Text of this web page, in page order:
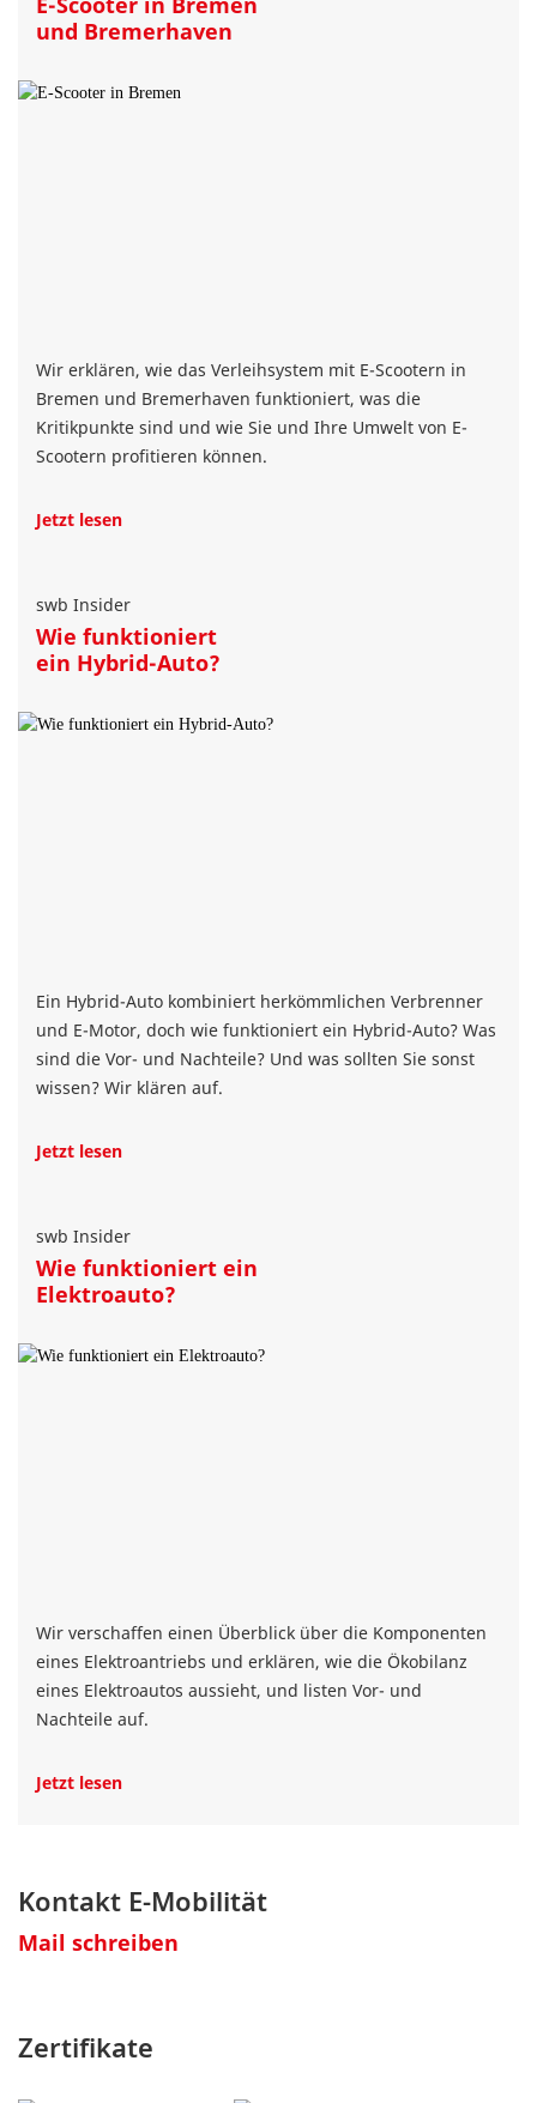
und Bremerhaven
Wir erklären, wie das Verleihsystem mit E-Scootern in
Bremen und Bremerhaven funktioniert, was die
Kritikpunkte sind und wie Sie und Ihre Umwelt von E-
Scootern profitieren können.
Jetzt lesen
swb Insider
Wie funktioniert
ein Hybrid-Auto?
Ein Hybrid-Auto kombiniert herkömmlichen Verbrenner
und E-Motor, doch wie funktioniert ein Hybrid-Auto? Was
sind die Vor- und Nachteile? Und was sollten Sie sonst
wissen? Wir klären auf.
Jetzt lesen
swb Insider
Wie funktioniert ein
Elektroauto?
Wir verschaffen einen Überblick über die Komponenten
eines Elektroantriebs und erklären, wie die Ökobilanz
eines Elektroautos aussieht, und listen Vor- und
Nachteile auf.
Jetzt lesen
Kontakt E-Mobilität
Mail schreiben
Zertifikate